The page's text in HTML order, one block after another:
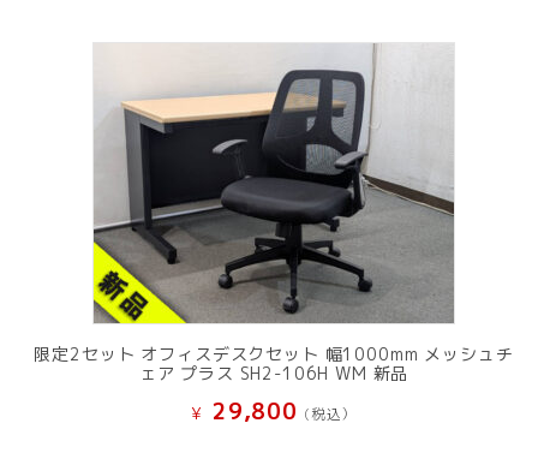
限定2セット オフィスデスクセット 幅1000mm メッシュチ
ェア プラス SH2-106H WM 新品
¥ 29,800 (税込）